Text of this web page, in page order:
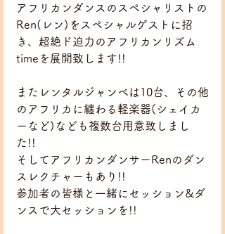
アフリカンダンスのスペシャリストの
Ren(レン)をスペシャルゲストに招
き、超絶ド迫力のアフリカンリズム
timeを展開致します!!
またレンタルジャンベは10台、その他
のアフリカに纏わる軽楽器(シェイカ
ーなど)なども複数台用意致しまし
た!!
そしてアフリカンダンサーRenのダン
スレクチャーもあり!!
参加者の皆様と一緒にセッション&ダ
ンスで大セッションを!!